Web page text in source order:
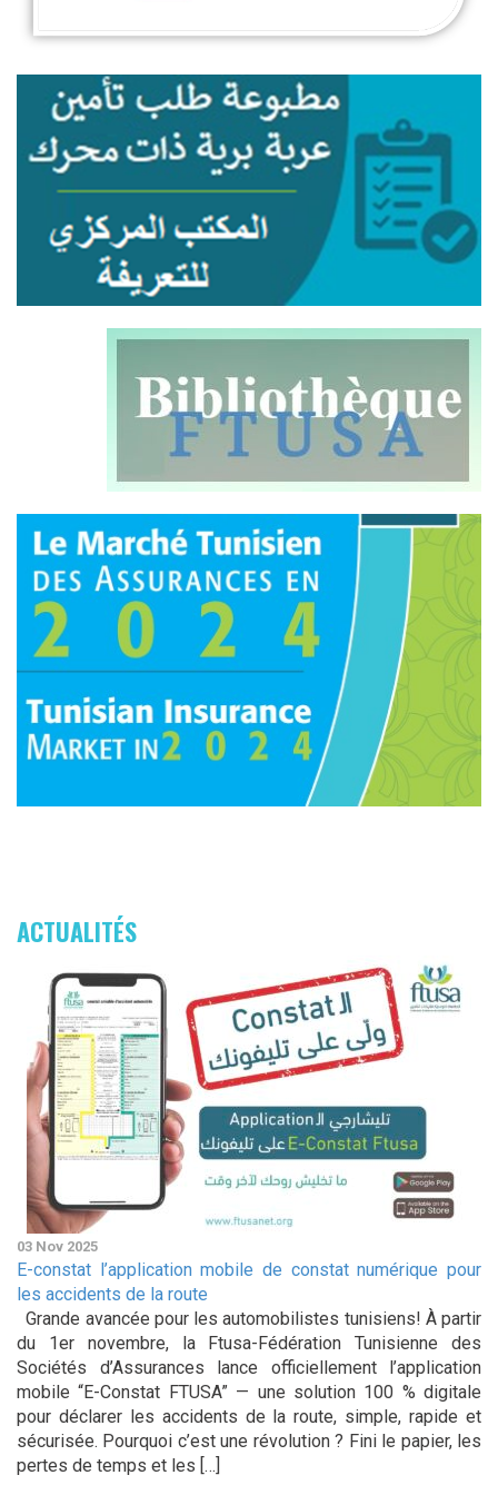
ACTUALITÉS
03 Nov 2025
E-constat l’application mobile de constat numérique pour
les accidents de la route
Grande avancée pour les automobilistes tunisiens! À partir
du 1er novembre, la Ftusa-Fédération Tunisienne des
Sociétés d’Assurances lance officiellement l’application
mobile “E-Constat FTUSA” — une solution 100 % digitale
pour déclarer les accidents de la route, simple, rapide et
sécurisée. Pourquoi c’est une révolution ? Fini le papier, les
pertes de temps et les […]